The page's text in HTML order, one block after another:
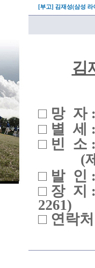
[부고] 김재성(삼성
김
□ 망 자
□ 별 세 :
□ 빈 소
(
□ 발 인 :
□ 장 지
2261)
□ 연락